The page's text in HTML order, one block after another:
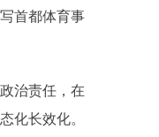
首都体育事
治责任，在
化长效化。